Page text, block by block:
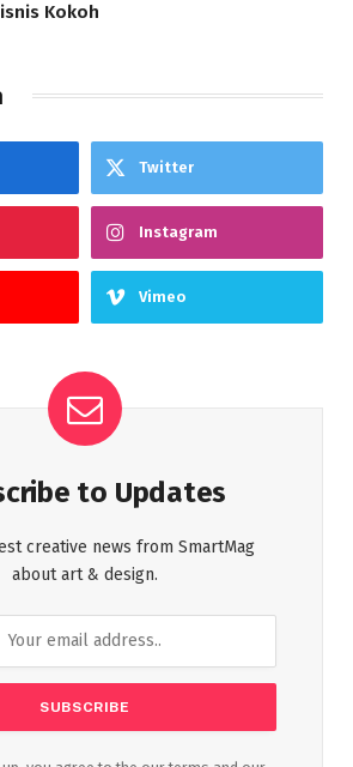
Kokoh
Twitter
Instagram
Vimeo
to Updates
creative news from SmartMag
about art & design.